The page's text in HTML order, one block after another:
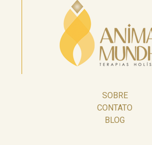
SOBRE
CONTATO
BLOG